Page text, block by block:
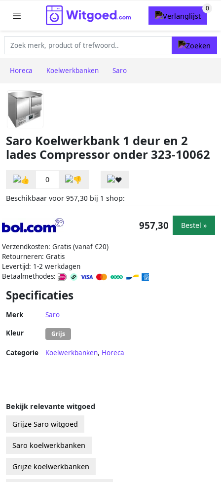
Horeca Koelwerkbanken Saro
Saro Koelwerkbank 1 deur en 2
lades Compressor onder 323-10062
0
Beschikbaar voor 957,30 bij 1 shop:
Verzendkosten: Gratis (vanaf €20)
Retourneren: Gratis
Levertijd: 1-2 werkdagen
Betaalmethodes:
957,30 Bestel »
Specificaties
Merk Saro
Kleur Grijs
Categorie Koelwerkbanken, Horeca
Bekijk relevante witgoed
Grijze Saro witgoed
Saro koelwerkbanken
Grijze koelwerkbanken